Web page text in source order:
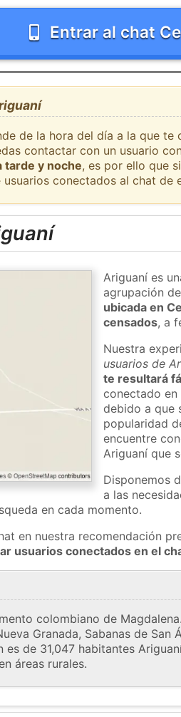
Entrar al chat
de la hora del día a la que
contactar con un usuario
tarde y noche, es por ello que
conectados al chat de
Ariguaní es
agrupación
ubicada en
censados, a
Nuestra
usuarios de
te resultará
conectado en
debido a que
popularidad
encuentre
Ariguaní que
Disponemos
a las
en cada momento.
en nuestra recomendación
usuarios conectados en el
colombiano de
Granada, Sabanas de San
de 31,047 habitantes
áreas rurales.